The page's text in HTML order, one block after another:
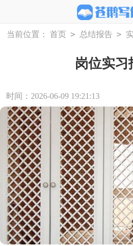
当前位置： 首页 > 总结报告 >
岗位实习
时间：2026-06-09 19:21:13